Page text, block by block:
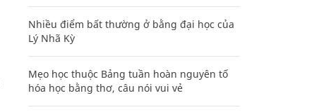
Nhiều điểm bất thường ở bằng đại học của
Lý Nhã Kỳ
Mẹo học thuộc Bảng tuần hoàn nguyên tố
hóa học bằng thơ, câu nói vui vẻ